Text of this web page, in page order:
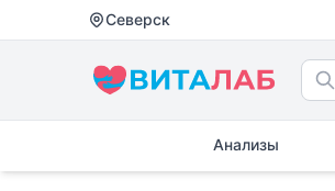
Северск
Анализы